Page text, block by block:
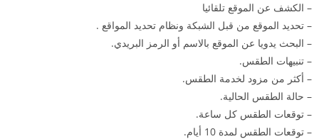
– الكشف عن الموقع تلقائيا
– تحديد الموقع من قبل الشبكة ونظام تحديد المواقع .
– البحث يدويا عن الموقع بالاسم أو الرمز البريدي.
– تنبيهات الطقس.
– أكثر من مزود لخدمة الطقس.
– حالة الطقس الحالية.
– توقعات الطقس كل ساعة.
– توقعات الطقس لمدة 10 أيام.